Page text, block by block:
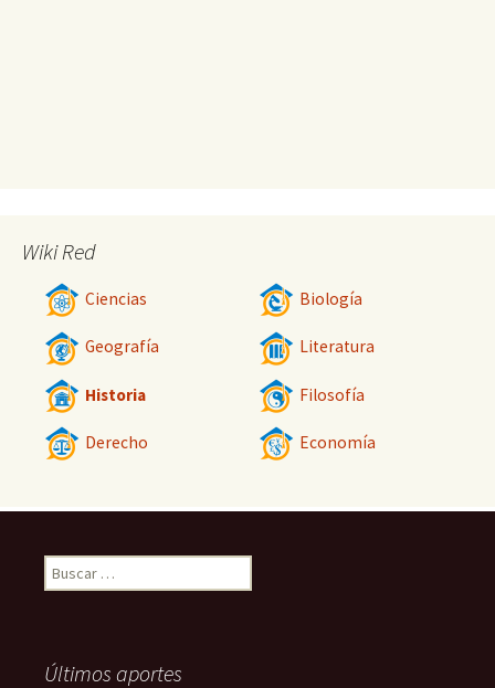
Wiki Red
Ciencias Biología
Geografía Literatura
Historia Filosofía
Derecho Economía
Buscar:
Últimos aportes